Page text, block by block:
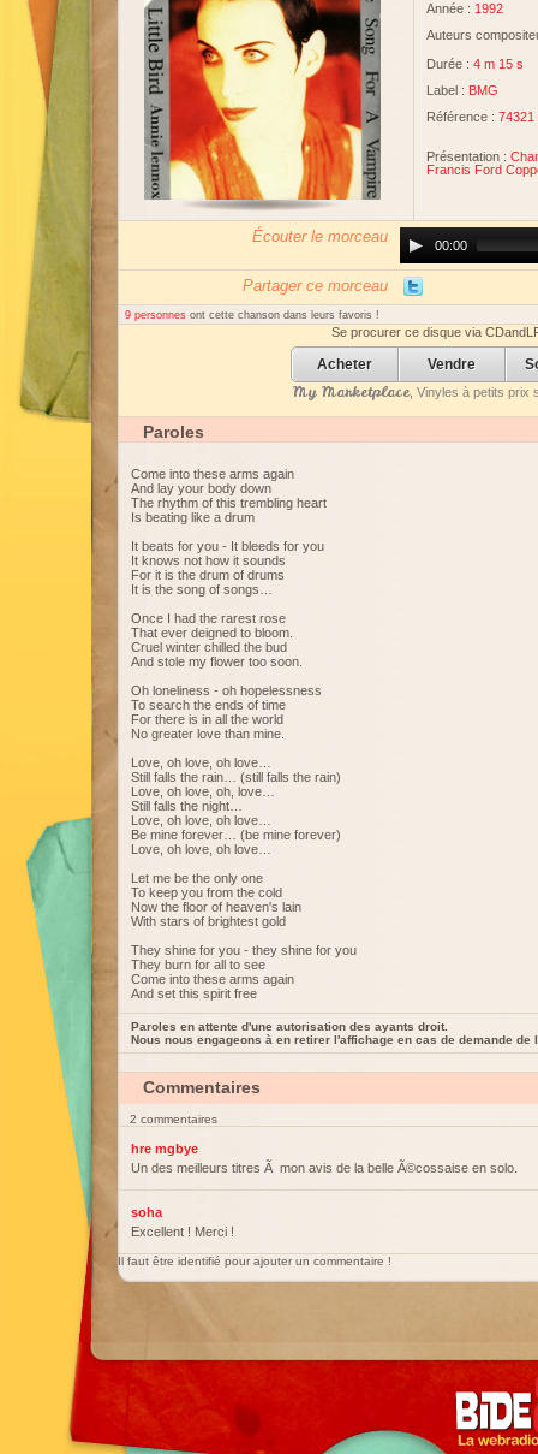
Année : 1992
Auteurs
Durée : 4 m 15 s
Label : BMG ‎
Référence : 74321
Présentation :
Francis Ford
Écouter le morceau
Player00:00
Partager ce morceau
9 personnes ont cette chanson dans leurs favoris !
Se procurer ce disque via
Acheter Vendre
My Marketplace, Vinyles à petits prix
Paroles
Come into these arms again
And lay your body down
The rhythm of this trembling heart
Is beating like a drum
It beats for you - It bleeds for you
It knows not how it sounds
For it is the drum of drums
It is the song of songs…
Once I had the rarest rose
That ever deigned to bloom.
Cruel winter chilled the bud
And stole my flower too soon.
Oh loneliness - oh hopelessness
To search the ends of time
For there is in all the world
No greater love than mine.
Love, oh love, oh love…
Still falls the rain… (still falls the rain)
Love, oh love, oh, love…
Still falls the night…
Love, oh love, oh love…
Be mine forever… (be mine forever)
Love, oh love, oh love…
Let me be the only one
To keep you from the cold
Now the floor of heaven's lain
With stars of brightest gold
They shine for you - they shine for you
They burn for all to see
Come into these arms again
And set this spirit free
Paroles en attente d'une autorisation des ayants droit.
Nous nous engageons à en retirer l'affichage en cas de demande de
Commentaires
2 commentaires
hre mgbye
Un des meilleurs titres Ã mon avis de la belle Ã©cossaise en solo.
soha
Excellent ! Merci !
Il faut être identifié pour ajouter un commentaire !